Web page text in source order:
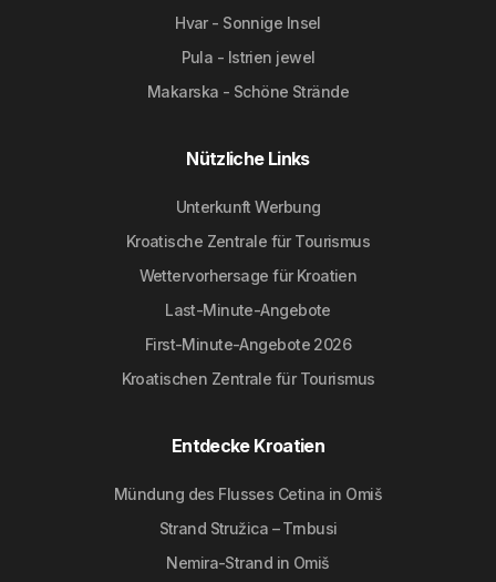
Hvar - Sonnige Insel
Pula - Istrien jewel
Makarska - Schöne Strände
Nützliche Links
Unterkunft Werbung
Kroatische Zentrale für Tourismus
Wettervorhersage für Kroatien
Last-Minute-Angebote
First-Minute-Angebote 2026
Kroatischen Zentrale für Tourismus
Entdecke Kroatien
Mündung des Flusses Cetina in Omiš
Strand Stružica – Trnbusi
Nemira-Strand in Omiš